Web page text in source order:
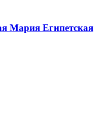
Мария Египетская